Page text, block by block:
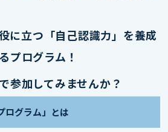
に立つ「自己認識力」を養成
プログラム！
参加してみませんか？
ログラム」とは